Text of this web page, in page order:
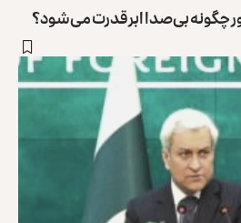
چگونه بی‌صدا ابرقدرت می‌شود؟